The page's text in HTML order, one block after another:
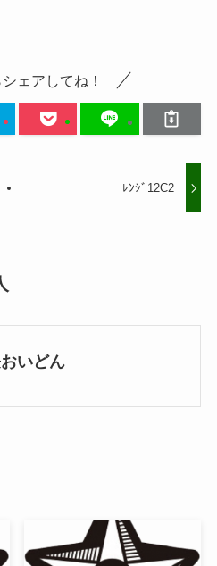
ェアしてね！
ﾚﾝｼﾞ12C2
いどん